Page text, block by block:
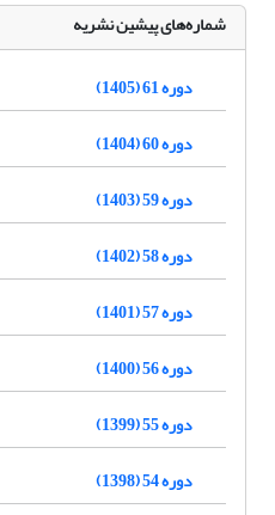
شماره‌های پیشین نشریه
دوره 61 (1405)
دوره 60 (1404)
دوره 59 (1403)
دوره 58 (1402)
دوره 57 (1401)
دوره 56 (1400)
دوره 55 (1399)
دوره 54 (1398)